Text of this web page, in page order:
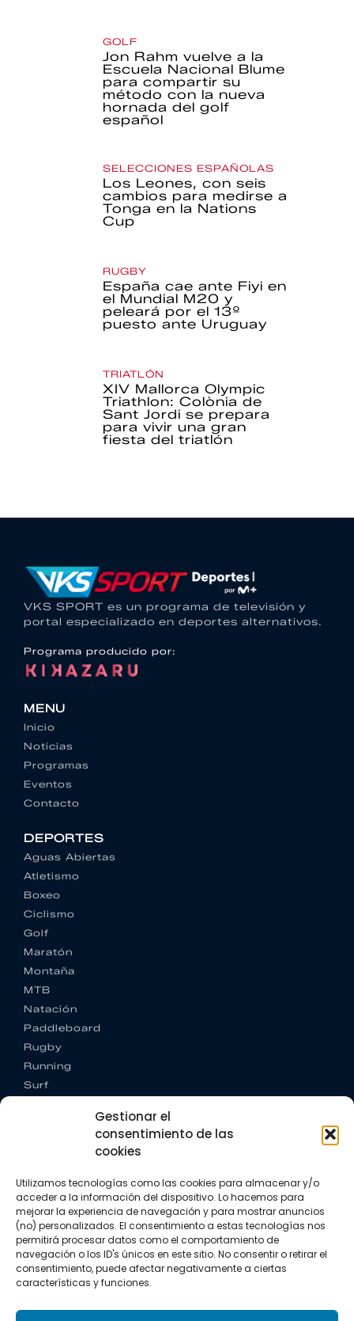
Gestionar el
consentimiento de las
cookies
Utilizamos tecnologías como las cookies para almacenar y/o
acceder a la información del dispositivo. Lo hacemos para
mejorar la experiencia de navegación y para mostrar anuncios
(no) personalizados. El consentimiento a estas tecnologías nos
permitirá procesar datos como el comportamiento de
navegación o los ID's únicos en este sitio. No consentir o retirar el
consentimiento, puede afectar negativamente a ciertas
características y funciones.
GOLF
Jon Rahm vuelve a la
Escuela Nacional Blume
para compartir su
método con la nueva
hornada del golf
español
SELECCIONES ESPAÑOLAS
Los Leones, con seis
cambios para medirse a
Tonga en la Nations
Cup
RUGBY
España cae ante Fiyi en
el Mundial M20 y
peleará por el 13º
puesto ante Uruguay
TRIATLÓN
XIV Mallorca Olympic
Triathlon: Colònia de
Sant Jordi se prepara
para vivir una gran
fiesta del triatlón
VKS SPORT es un programa de televisión y
portal especializado en deportes alternativos.
Programa producido por:
MENU
Inicio
Noticias
Programas
Eventos
Contacto
DEPORTES
Aguas Abiertas
Atletismo
Boxeo
Ciclismo
Golf
Maratón
Montaña
MTB
Natación
Paddleboard
Rugby
Running
Surf
CONTACTO
+34 662 342 177
info@vkssport.com
SÍGUENOS